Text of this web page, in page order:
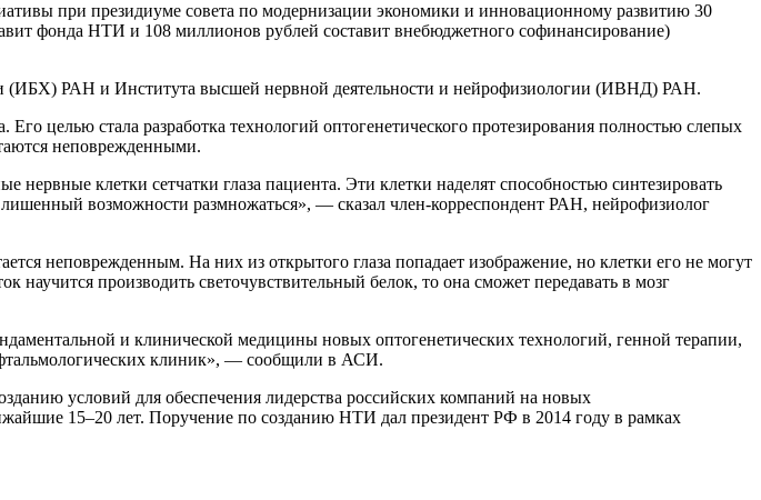
при президиуме совета по модернизации экономики и инновационному развитию 30
фонда НТИ и 108 миллионов рублей составит внебюджетного софинансирование)
(ИБХ) РАН и Института высшей нервной деятельности и нейрофизиологии (ИВНД) РАН.
целью стала разработка технологий оптогенетического протезирования полностью слепых
неповрежденными.
клетки сетчатки глаза пациента. Эти клетки наделят способностью синтезировать
лишенный возможности размножаться», — сказал член-корреспондент РАН, нейрофизиолог
неповрежденным. На них из открытого глаза попадает изображение, но клетки его не могут
научится производить светочувствительный белок, то она сможет передавать в мозг
и клинической медицины новых оптогенетических технологий, генной терапии,
клиник», — сообщили в АСИ.
условий для обеспечения лидерства российских компаний на новых
15–20 лет. Поручение по созданию НТИ дал президент РФ в 2014 году в рамках